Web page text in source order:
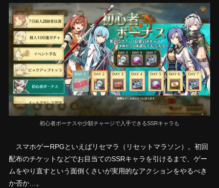
初心者ボーナスや少額チャージで入手できるSSRキャラも
スマホゲーRPGといえばリセマラ（リセットマラソン）。初回
配布のチケットなどでお目当てのSSRキャラを引けるまで、ゲー
ムをやり直すという面倒くさいが実用的なアクションをやるべき
か否か…。